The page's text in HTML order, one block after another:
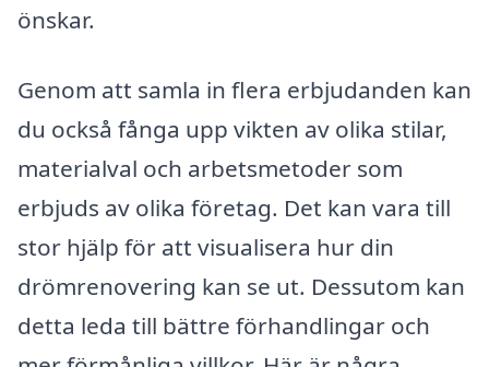
önskar.
Genom att samla in flera erbjudanden kan
du också fånga upp vikten av olika stilar,
materialval och arbetsmetoder som
erbjuds av olika företag. Det kan vara till
stor hjälp för att visualisera hur din
drömrenovering kan se ut. Dessutom kan
detta leda till bättre förhandlingar och